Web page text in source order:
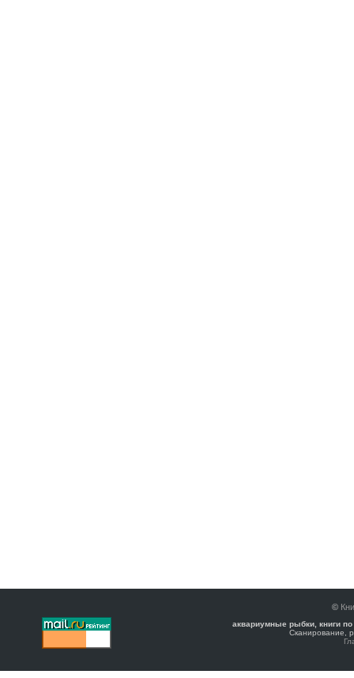
©
аквариумные рыбки, книги
Сканирование,